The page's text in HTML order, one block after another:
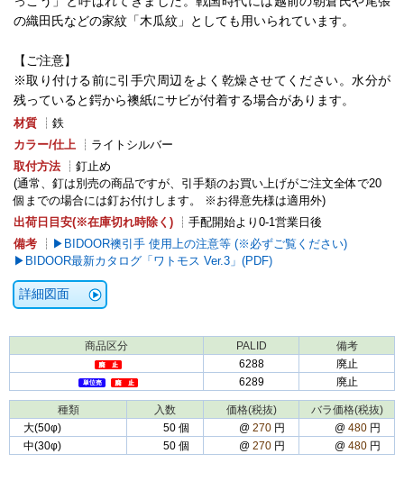
の織田氏などの家紋「木瓜紋」としても用いられています。
【ご注意】
※取り付ける前に引手穴周辺をよく乾燥させてください。水分が
残っていると鍔から襖紙にサビが付着する場合があります。
材質
┊鉄
カラー/仕上
┊ライトシルバー
取付方法
┊釘止め
(通常、釘は別売の商品ですが、引手類のお買い上げがご注文全体で20
個までの場合には釘お付けします。 ※お得意先様は適用外)
出荷日目安(※在庫切れ時除く)
┊手配開始より0-1営業日後
備考
┊
BIDOOR襖引手 使用上の注意等 (※必ずご覧ください)
BIDOOR最新カタログ「ワトモス Ver.3」(PDF)
詳細図面
商品区分 PALID
備考
6288
廃止
6289
廃止
種類 入数 価格(税抜)
バラ価格(税抜)
大(50φ)
50 個 @ 270 円 @ 480 円
中(30φ)
50 個 @ 270 円 @ 480 円